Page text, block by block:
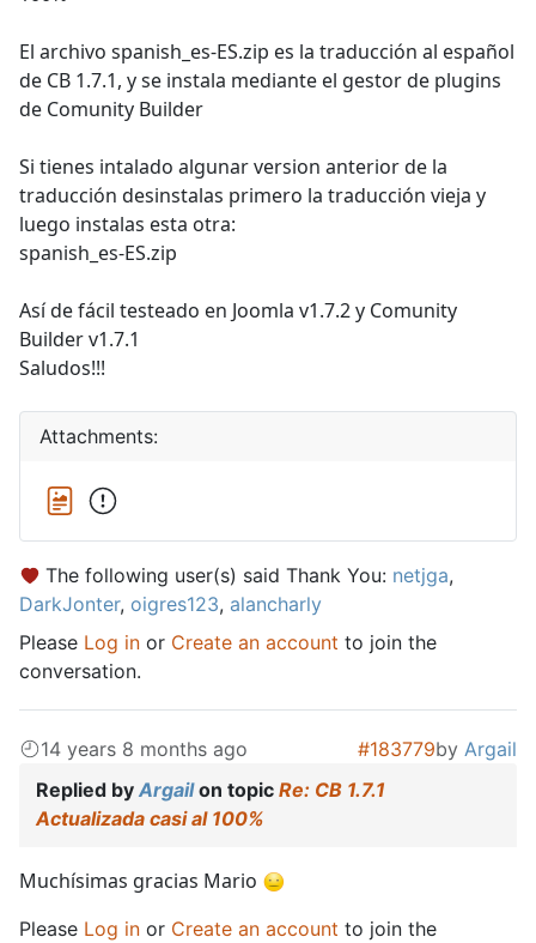
El archivo spanish_es-ES.zip es la traducción al español
de CB 1.7.1, y se instala mediante el gestor de plugins
de Comunity Builder
Si tienes intalado algunar version anterior de la
traducción desinstalas primero la traducción vieja y
luego instalas esta otra:
spanish_es-ES.zip
Así de fácil testeado en Joomla v1.7.2 y Comunity
Builder v1.7.1
Saludos!!!
Attachments:
The following user(s) said Thank You: netjga,
DarkJonter, oigres123, alancharly
Please Log in or Create an account to join the
conversation.
14 years 8 months ago #183779by Argail
Replied by Argailon topic Re: CB 1.7.1
Actualizada casi al 100%
Muchísimas gracias Mario
Please Log in or Create an account to join the